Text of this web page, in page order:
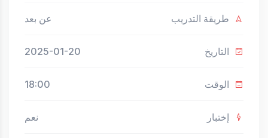
طريقة التدريب عن بعد
التاريخ 2025-01-20
الوقت 18:00
إختبار نعم